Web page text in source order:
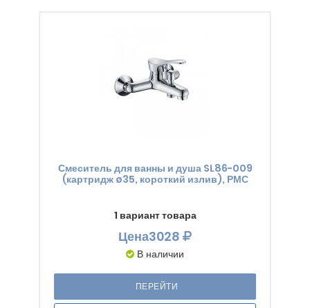
Смеситель для ванны и душа SL86-009
(картридж ø35, короткий излив), РМС
1 вариант товара
Цена3028
В наличии
ПЕРЕЙТИ